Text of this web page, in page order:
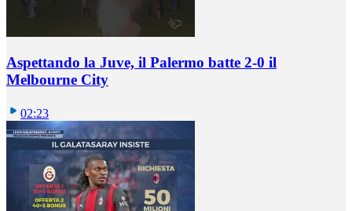
Aspettando la Juve, il Palermo batte 2-0 il
Melbourne City
02:23